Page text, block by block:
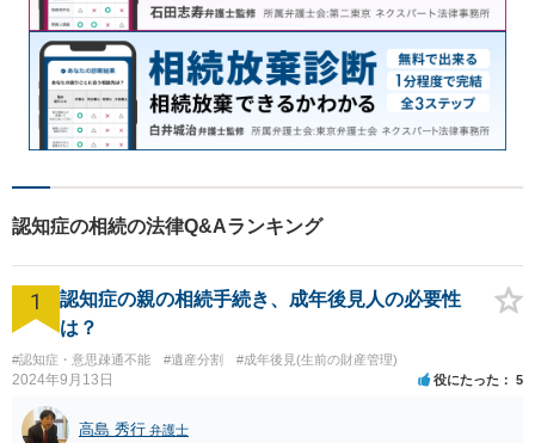
認知症の相続の法律Q&Aランキング
1
認知症の親の相続手続き、成年後見人の必要性
は？
#認知症・意思疎通不能 #遺産分割 #成年後見(生前の財産管理)
2024年9月13日 役にたった 5
高島 秀行 弁護士